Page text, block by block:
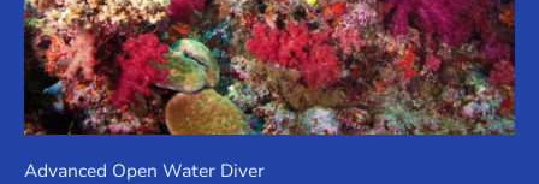
Advanced Open Water Diver